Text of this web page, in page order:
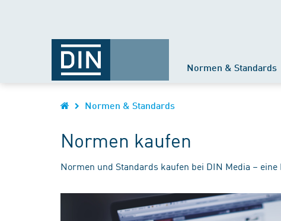
Normen & Standards
Normen & Standards
Normen kaufen
Normen und Standards kaufen bei DIN Media –